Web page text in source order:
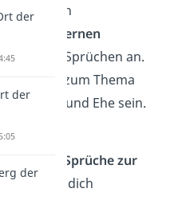
bieten sich
zur Eisernen
von Sprüchen an.
passen zum Thema
über Liebe und Ehe sein.
Sprüche zur
für dich
der
der
der